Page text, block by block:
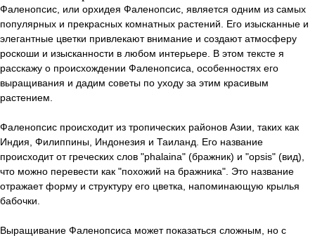
Фаленопсис, или орхидея Фаленопсис, является одним из самых
популярных и прекрасных комнатных растений. Его изысканные и
элегантные цветки привлекают внимание и создают атмосферу
роскоши и изысканности в любом интерьере. В этом тексте я
расскажу о происхождении Фаленопсиса, особенностях его
выращивания и дадим советы по уходу за этим красивым
растением.
Фаленопсис происходит из тропических районов Азии, таких как
Индия, Филиппины, Индонезия и Таиланд. Его название
происходит от греческих слов "phalaina" (бражник) и "opsis" (вид),
что можно перевести как "похожий на бражника". Это название
отражает форму и структуру его цветка, напоминающую крылья
бабочки.
Выращивание Фаленопсиса может показаться сложным, но с